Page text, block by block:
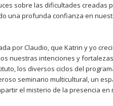
sobre las dificultades creadas
una profunda confianza en
por Claudio, que Katrin y yo
nuestras intenciones y
los diversos ciclos del
seminario multicultural, un
el misterio de la presencia